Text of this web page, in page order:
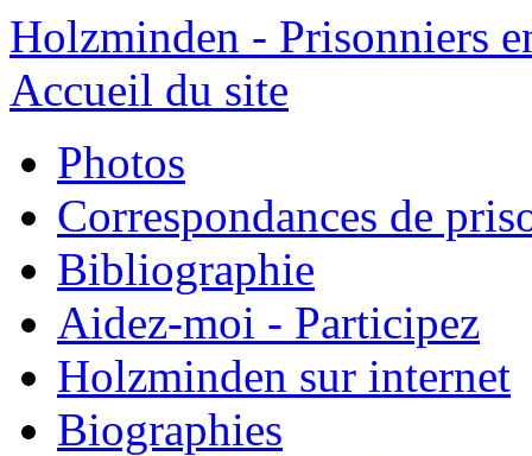
Holzminden - Prisonniers
Accueil du site
Photos
Correspondances de
Bibliographie
Aidez-moi - Participez
Holzminden sur internet
Biographies